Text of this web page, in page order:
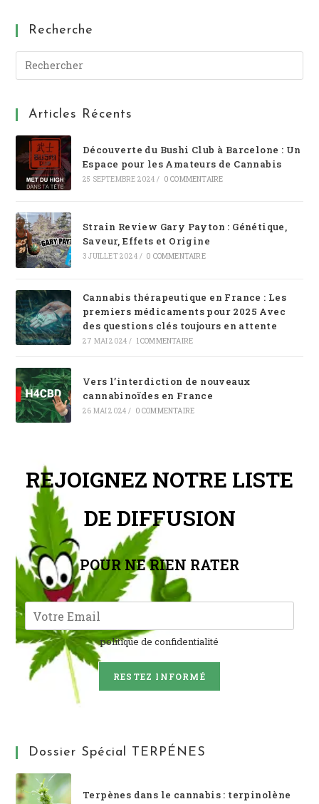
Recherche
Articles Récents
Découverte du Bushi Club à Barcelone : Un
Espace pour les Amateurs de Cannabis
25 SEPTEMBRE 2024 / 0 COMMENTAIRE
Strain Review Gary Payton : Génétique,
Saveur, Effets et Origine
3 JUILLET 2024 / 0 COMMENTAIRE
Cannabis thérapeutique en France : Les
premiers médicaments pour 2025 Avec
des questions clés toujours en attente
27 MAI 2024 / 1 COMMENTAIRE
Vers l’interdiction de nouveaux
cannabinoïdes en France
26 MAI 2024 / 0 COMMENTAIRE
REJOIGNEZ NOTRE LISTE
DE DIFFUSION
POUR NE RIEN RATER
politique de confidentialité
RESTEZ INFORMÉ
Dossier Spécial TERPÉNES
Terpènes dans le cannabis : terpinolène